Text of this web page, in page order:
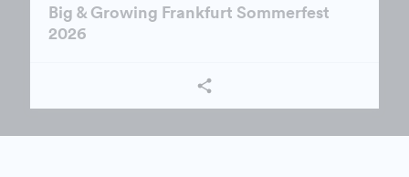
Big & Growing Frankfurt Sommerfest
2026